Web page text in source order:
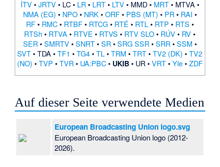
İTV•JRTV• LC• LR• LRT• LTV• MMD• MRT• MTVA •
NMA (EG) • NPO• NRK•ORF• PBS (MT) • PR• RAI •
RF• RMC• RTBF• RTCG• RTÉ • RTL• RTP • RTS •
RTSh • RTVA • RTVE • RTVS • RTV SLO• RÚV• RV•
SER•SMRTV•SNRT•SR•SRG SSR•SRR•SSM •
SVT•TDA •TF1 •TG4•TL•TRM •TRT•TV2 (DK) •TV2
(NO) •TVP •TVR• UA:PBC• UKIB• UR•VRT•Yle•ZDF
Auf dieser Seite verwendete Medien
European Broadcasting Union logo.svg
European Broadcasting Union logo (2012-
2026).